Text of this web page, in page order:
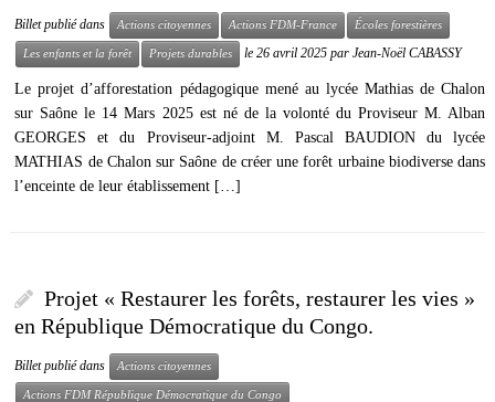
Billet publié dans Actions citoyennes Actions FDM-France Écoles forestières
Les enfants et la forêt Projets durables le26 avril 2025 parJean-Noël CABASSY
Le projet d’afforestation pédagogique mené au lycée Mathias de Chalon
sur Saône le 14 Mars 2025 est né de la volonté du Proviseur M. Alban
GEORGES et du Proviseur-adjoint M. Pascal BAUDION du lycée
MATHIAS de Chalon sur Saône de créer une forêt urbaine biodiverse dans
l’enceinte de leur établissement […]
Projet « Restaurer les forêts, restaurer les vies »
en République Démocratique du Congo.
Billet publié dans Actions citoyennes
Actions FDM République Démocratique du Congo